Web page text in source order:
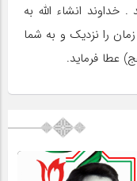
. خداوند انشاء الله به
را نزدیک و به شما
عطا فرماید.